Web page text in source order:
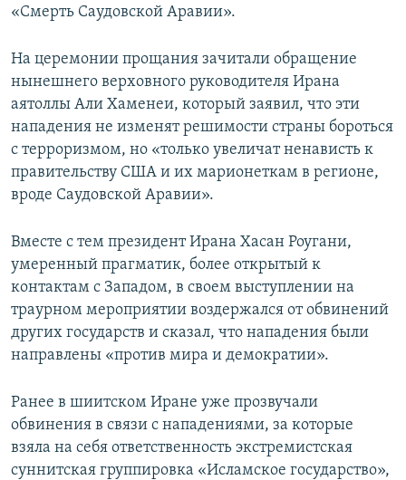
«Смерть Саудовской Аравии».
На церемонии прощания зачитали обращение
нынешнего верховного руководителя Ирана
аятоллы Али Хаменеи, который заявил, что эти
нападения не изменят решимости страны бороться
с терроризмом, но «только увеличат ненависть к
правительству США и их марионеткам в регионе,
вроде Саудовской Аравии».
Вместе с тем президент Ирана Хасан Роугани,
умеренный прагматик, более открытый к
контактам с Западом, в своем выступлении на
траурном мероприятии воздержался от обвинений
других государств и сказал, что нападения были
направлены «против мира и демократии».
Ранее в шиитском Иране уже прозвучали
обвинения в связи с нападениями, за которые
взяла на себя ответственность экстремистская
суннитская группировка «Исламское государство»,